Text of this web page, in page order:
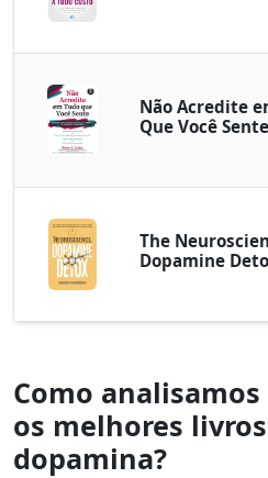
Não Acredite
Que Você Sente
The
Dopamine
Como
os melhores
dopamina?